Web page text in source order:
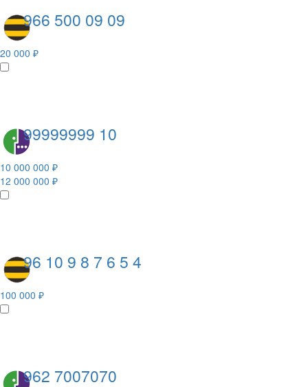
966 500 09 09
20 000 ₽
99999999 10
10 000 000 ₽
12 000 000 ₽
96 10 9 8 7 6 5 4
100 000 ₽
962 7007070